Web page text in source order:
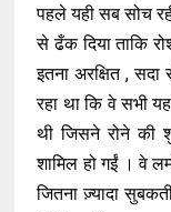
पहले यही सब सोच
से ढँक दिया ताकि
इतना अरक्षित ,
रहा था कि वे सभी
थी जिसने रोने की
शामिल हो गईं । वे
जितना ज़्यादा